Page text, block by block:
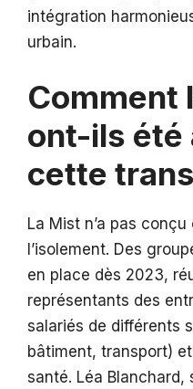
intégration
urbain.
Comment
ont-ils été
cette
La Mist n’a pas
l’isolement. Des
en place dès 2023,
représentants des
salariés de différents
bâtiment, transport)
santé. Léa Blanchard,